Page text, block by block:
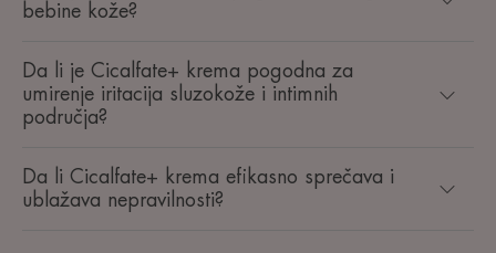
bebine kože?
Da li je Cicalfate+ krema pogodna za
umirenje iritacija sluzokože i intimnih
područja?
Da li Cicalfate+ krema efikasno sprečava i
ublažava nepravilnosti?